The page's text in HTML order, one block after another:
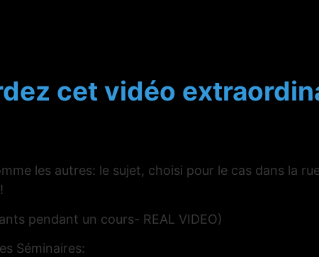
cet vidéo
les autres: le sujet, choisi pour le cas dans la
pendant un cours- REAL VIDEO)
Séminaires: